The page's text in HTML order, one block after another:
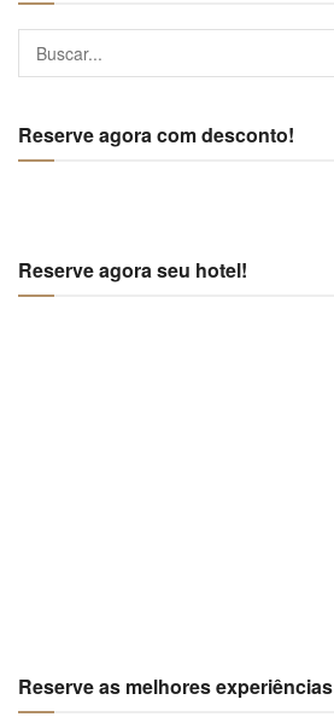
Reserve agora com desconto!
Reserve agora seu hotel!
Reserve as melhores experiências